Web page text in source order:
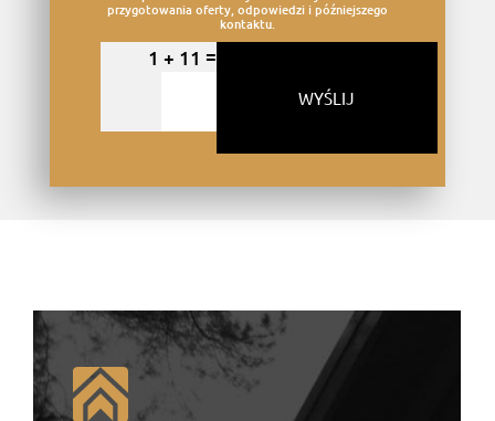
przygotowania oferty, odpowiedzi i późniejszego
kontaktu.
1 + 11 =
WYŚLIJ